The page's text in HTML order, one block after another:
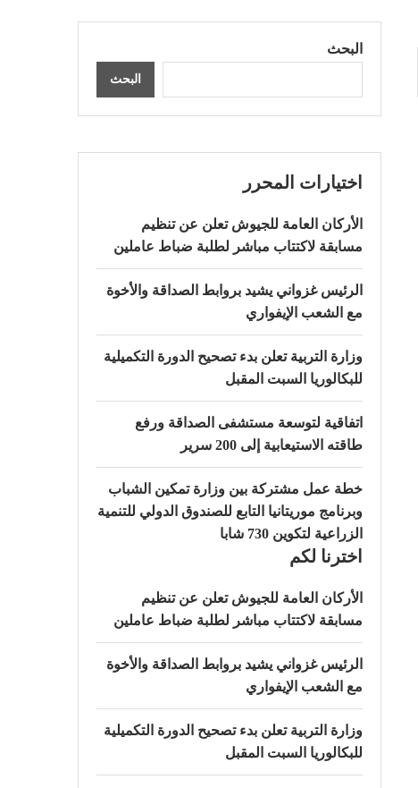
البحث
البحث
اختيارات المحرر
الأركان العامة للجيوش تعلن عن تنظيم
مسابقة لاكتتاب مباشر لطلبة ضباط عاملين
الرئيس غزواني يشيد بروابط الصداقة والأخوة
مع الشعب الإيفواري
وزارة التربية تعلن بدء تصحيح الدورة التكميلية
للبكالوريا السبت المقبل
اتفاقية لتوسعة مستشفى الصداقة ورفع
طاقته الاستيعابية إلى 200 سرير
خطة عمل مشتركة بين وزارة تمكين الشباب
وبرنامج موريتانيا التابع للصندوق الدولي للتنمية
الزراعية لتكوين 730 شابا
اخترنا لكم
الأركان العامة للجيوش تعلن عن تنظيم
مسابقة لاكتتاب مباشر لطلبة ضباط عاملين
الرئيس غزواني يشيد بروابط الصداقة والأخوة
مع الشعب الإيفواري
وزارة التربية تعلن بدء تصحيح الدورة التكميلية
للبكالوريا السبت المقبل